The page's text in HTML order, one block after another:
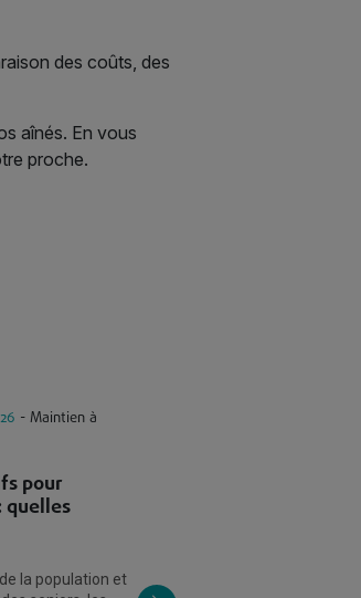
des coûts, des
aînés. En vous
proche.
- Maintien à
pour
quelles
la population et